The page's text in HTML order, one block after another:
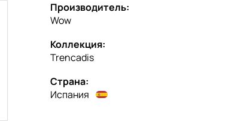
Производитель:
Wow
Коллекция:
Trencadis
Страна:
Испания